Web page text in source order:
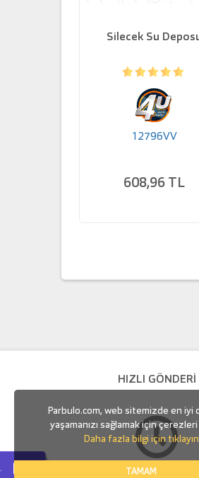
Silecek Su
12796VV
608,96 TL
HIZLI GÖNDERİ
Parbulo.com, web sitemizde en iyi
yaşamanızı sağlamak için çerezleri
Daha fazla bilgi için tıklayın
TAMAM